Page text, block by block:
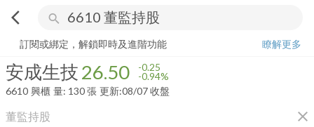
arrow_back_ios search
安成生技 26.50-0.94%
訂閱或綁定，解鎖即時及進階功能
瞭解更多
安成生技26.50 -0.25
-0.94%
6610 興櫃 量: 130張 更新:08/07 收盤
董監持股 close